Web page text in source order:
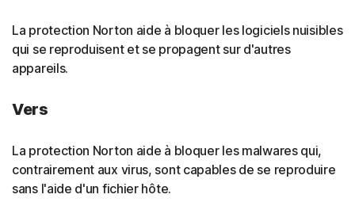
La protection Norton aide à bloquer les logiciels nuisibles
qui se reproduisent et se propagent sur d'autres
appareils.
Vers
La protection Norton aide à bloquer les malwares qui,
contrairement aux virus, sont capables de se reproduire
sans l'aide d'un fichier hôte.